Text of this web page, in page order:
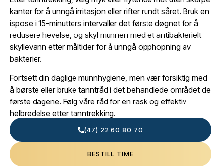
kanter for å unngå irritasjon eller rifter rundt såret. Bruk en
ispose i 15-minutters intervaller det første døgnet for å
redusere hevelse, og skyl munnen med et antibakterielt
skyllevann etter måltider for å unngå opphopning av
bakterier.
Fortsett din daglige munnhygiene, men vær forsiktig med
å børste eller bruke tanntråd i det behandlede området de
første dagene. Følg våre råd for en rask og effektiv
helbredelse etter tanntrekking.
(47) 22 60 80 70
BESTILL TIME